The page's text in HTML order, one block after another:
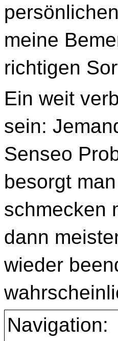
meine
richtigen
Ein weit
sein:
Senseo
besorgt
schmecken
dann
wieder
Navigation: